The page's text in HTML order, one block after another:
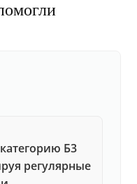
Б3
регулярные